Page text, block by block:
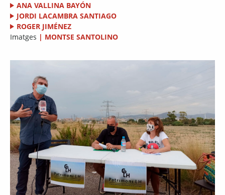
ANA VALLINA BAYÓN
JORDI LACAMBRA SANTIAGO
ROGER JIMÉNEZ
Imatges | MONTSE SANTOLINO